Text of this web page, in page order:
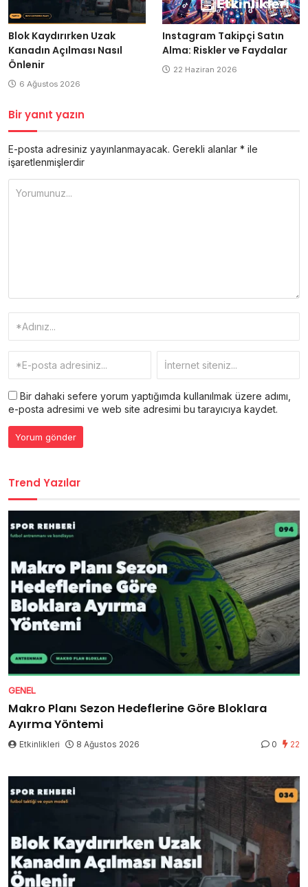
Blok Kaydırırken Uzak
Kanadın Açılması Nasıl
Önlenir
6 Ağustos 2026
Instagram Takipçi Satın
Alma: Riskler ve Faydalar
22 Haziran 2026
Bir yanıt yazın
E-posta adresiniz yayınlanmayacak. Gerekli alanlar * ile
işaretlenmişlerdir
Bir dahaki sefere yorum yaptığımda kullanılmak üzere adımı,
e-posta adresimi ve web site adresimi bu tarayıcıya kaydet.
Trend Yazılar
GENEL
Makro Planı Sezon Hedeflerine Göre Bloklara
Ayırma Yöntemi
Etkinlikleri 8 Ağustos 2026 0 22